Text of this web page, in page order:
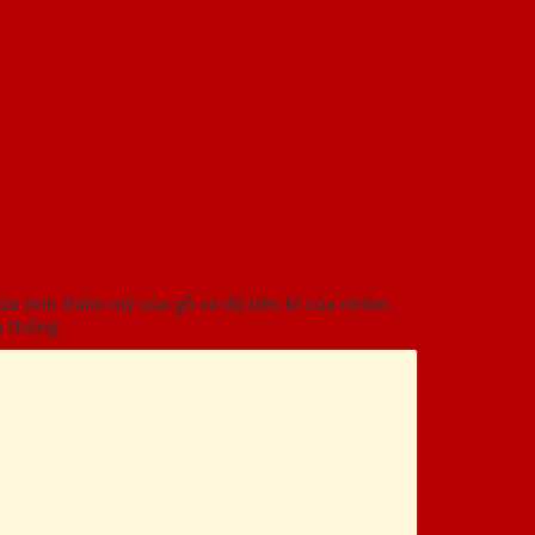
tính thẩm mỹ của gỗ và độ bền bỉ của nhôm.
thống.